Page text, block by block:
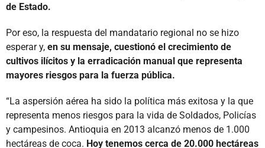
de Estado.
Por eso, la respuesta del mandatario regional no se hizo
esperar y, en su mensaje, cuestionó el crecimiento de
cultivos ilícitos y la erradicación manual que representa
mayores riesgos para la fuerza pública.
“La aspersión aérea ha sido la política más exitosa y la que
representa menos riesgos para la vida de Soldados, Policías
y campesinos. Antioquia en 2013 alcanzó menos de 1.000
hectáreas de coca. Hoy tenemos cerca de 20.000 hectáreas